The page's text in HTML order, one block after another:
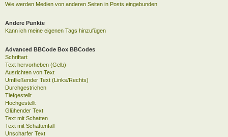
Wie werden Medien von anderen Seiten in Posts eingebunden
Andere Punkte
Kann ich meine eigenen Tags hinzufügen
Advanced BBCode Box BBCodes
Schriftart
Text hervorheben (Gelb)
Ausrichten von Text
Umfließender Text (Links/Rechts)
Durchgestrichen
Tiefgestellt
Hochgestellt
Glühender Text
Text mit Schatten
Text mit Schattenfall
Unscharfer Text